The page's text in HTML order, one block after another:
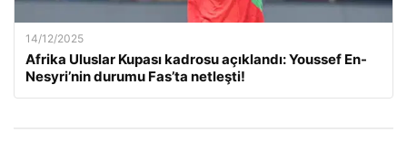
14/12/2025
Afrika Uluslar Kupası kadrosu açıklandı: Youssef En-
Nesyri’nin durumu Fas’ta netleşti!